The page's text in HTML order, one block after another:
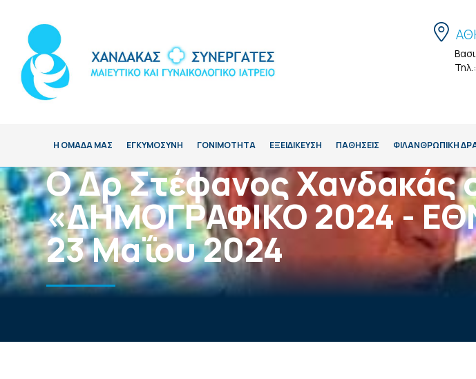
Η ΟΜΑΔΑ ΜΑΣ ΕΓΚΥΜΟΣΥΝΗ ΓΟΝΙΜΟΤΗΤΑ ΕΞΕΙΔΙΚΕΥΣΗ ΠΑΘΗΣΕΙΣ ΦΙΛΑΝΘΡΩΠΙΚΗ
Ο Δρ Στέφανος Χανδακάς
«ΔΗΜΟΓΡΑΦΙΚΟ 2024 -
23 Μαΐου 2024